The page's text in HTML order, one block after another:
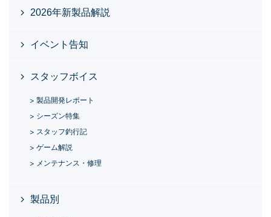
2026年新製品解説
イベント告知
スタッフボイス
製品開発レポート
シーズン特集
スタッフ釣行記
ゲーム解説
メンテナンス・修理
製品別